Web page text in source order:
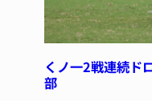
くノ一2戦連続
部